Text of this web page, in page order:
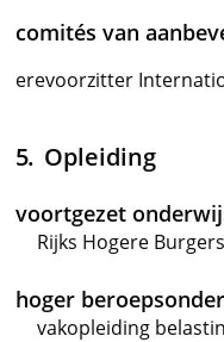
comités van
erevoorzitter
Opleiding
voortgezet
Rijks Hogere
hoger
vakopleiding